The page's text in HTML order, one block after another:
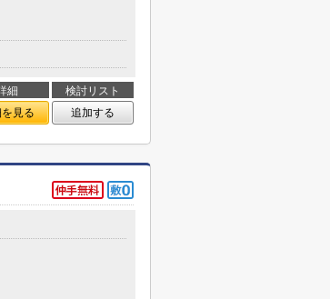
細
検討リスト
見る 追加する